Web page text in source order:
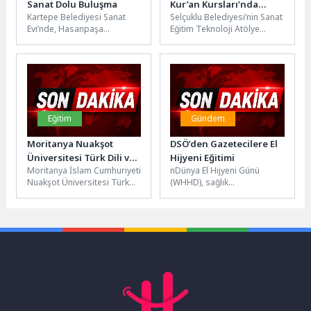
Sanat Dolu Buluşma
Kartepe Belediyesi Sanat
Evi’nde, Hasanpaşa
tarafından hazırlanan “Barış
Manço” temalı sanat sergisi
düzenlenen...
Kur’an Kursları’nda
Çocuklarla Buluştu
Selçuklu Belediyesi’nin Sanat
Eğitim Teknoloji Atölye
kapsamında çocukların milli
ve manevi gelişimine katkı...
Eğitim
Moritanya Nuakşot
Üniversitesi Türk Dili ve
Edebiyatı Öğrencileri
Başkan Altay’ı Ziyaret
Etti
Moritanya İslam Cumhuriyeti
Nuakşot Üniversitesi Türk
Gündem
DSÖ’den Gazetecilere El
Hijyeni Eğitimi
nDünya El Hijyeni Günü
(WHHD), sağlık